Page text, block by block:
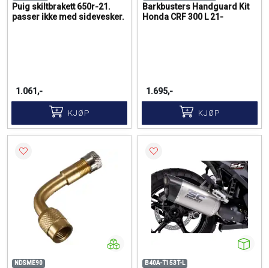
Puig skiltbrakett 650r-21.
passer ikke med sidevesker.
1.061,-
KJØP
Barkbusters Handguard Kit
Honda CRF 300 L 21-
1.695,-
KJØP
NDSME90 B40A-T153T-L